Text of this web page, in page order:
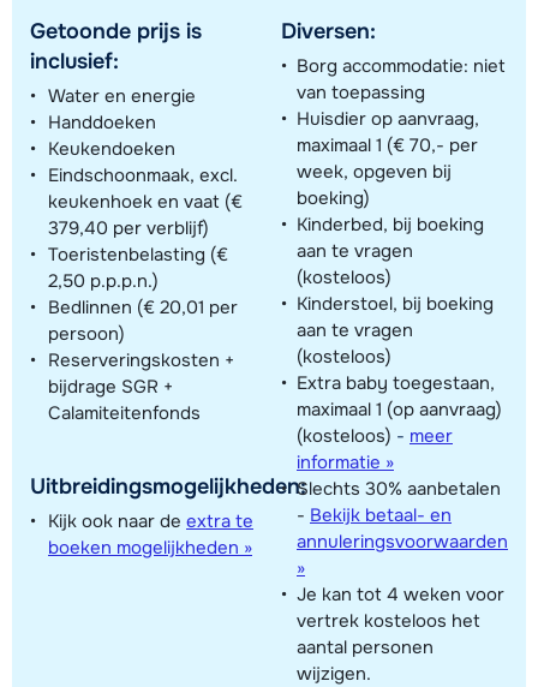
Getoonde prijs is
inclusief:
Water en energie
Handdoeken
Keukendoeken
Eindschoonmaak, excl.
keukenhoek en vaat (€
379,40 per verblijf)
Toeristenbelasting (€
2,50 p.p.p.n.)
Bedlinnen (€ 20,01 per
persoon)
Reserveringskosten +
bijdrage SGR +
Calamiteitenfonds
Uitbreidingsmogelijkheden:
Kijk ook naar de extra te
boeken mogelijkheden »
Diversen:
Borg accommodatie: niet
van toepassing
Huisdier op aanvraag,
maximaal 1 (€ 70,- per
week, opgeven bij
boeking)
Kinderbed, bij boeking
aan te vragen
(kosteloos)
Kinderstoel, bij boeking
aan te vragen
(kosteloos)
Extra baby toegestaan,
maximaal 1 (op aanvraag)
(kosteloos) - meer
informatie »
Slechts 30% aanbetalen
- Bekijk betaal- en
annuleringsvoorwaarden
»
Je kan tot 4 weken voor
vertrek kosteloos het
aantal personen
wijzigen.